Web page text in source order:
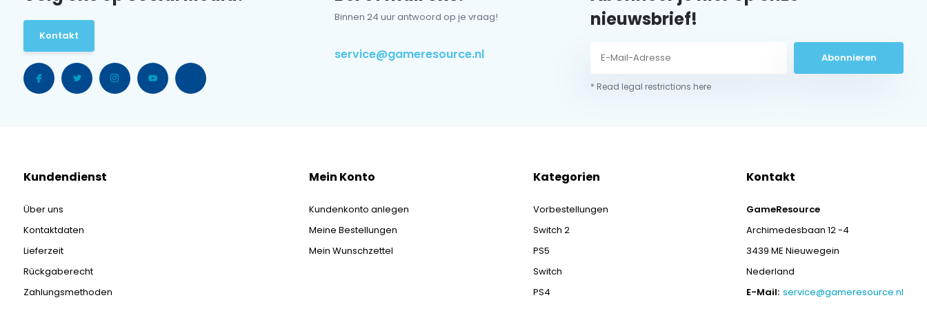
Kontakt
Binnen 24 uur antwoord op je vraag!
service@gameresource.nl
nieuwsbrief!
Abonnieren
* Read legal restrictions here
Kundendienst
Über uns
Kontaktdaten
Lieferzeit
Rückgaberecht
Zahlungsmethoden
Mein Konto
Kundenkonto anlegen
Meine Bestellungen
Mein Wunschzettel
Kategorien
Vorbestellungen
Switch 2
PS5
Switch
PS4
Kontakt
GameResource
Archimedesbaan 12 -4
3439 ME Nieuwegein
Nederland
E-Mail: service@gameresource.nl